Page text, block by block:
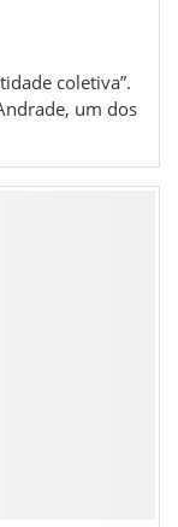
coletiva”.
um dos